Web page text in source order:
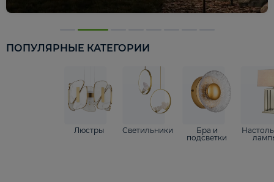
ПОПУЛЯРНЫЕ КАТЕГОРИИ
Люстры Светильники
Бра и
подсветки